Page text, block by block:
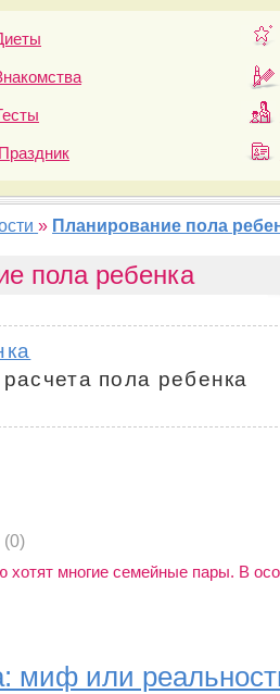
Праздник
» Планирование пола
пола ребенка
пола ребенка
многие семейные пары. В
миф или